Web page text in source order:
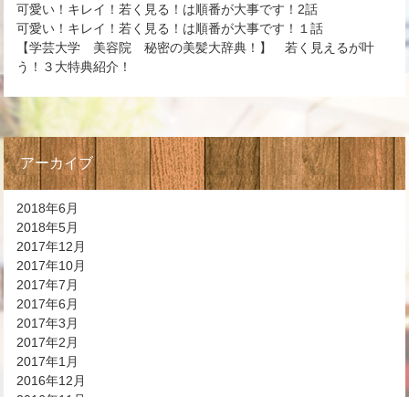
可愛い！キレイ！若く見る！は順番が大事です！2話
可愛い！キレイ！若く見る！は順番が大事です！１話
【学芸大学 美容院 秘密の美髪大辞典！】 若く見えるが叶
う！３大特典紹介！
アーカイブ
2018年6月
2018年5月
2017年12月
2017年10月
2017年7月
2017年6月
2017年3月
2017年2月
2017年1月
2016年12月